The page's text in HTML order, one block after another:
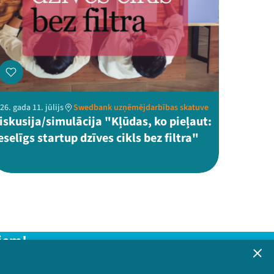
gada 11. jūlijs Swedbank uzņēmējdarbības skatuve
simulācija "Kļūdas, ko pieļaut:
startup dzīves cikls bez filtra"